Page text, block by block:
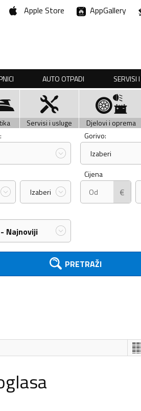
Apple Store AppGallery
AUTO OTPADI SERVISI
Servisi i usluge Djelovi i oprema
Gorivo:
Izaberi
Izaberi
Cijena
€
Najnoviji
PRETRAŽI